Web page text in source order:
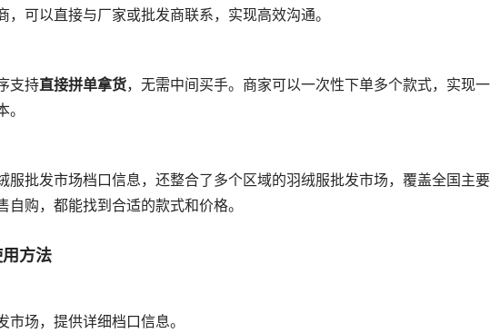
可以直接与厂家或批发商联系，实现高效沟通。
支持直接拼单拿货，无需中间买手。商家可以一次性下单多个款式，实现
服批发市场档口信息，还整合了多个区域的羽绒服批发市场，覆盖全国主
购，都能找到合适的款式和价格。
方法
场，提供详细档口信息。